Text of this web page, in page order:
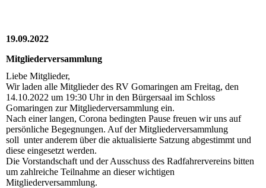
19.09.2022
Mitgliederversammlung
Liebe Mitglieder,
Wir laden alle Mitglieder des RV Gomaringen am Freitag, den
14.10.2022 um 19:30 Uhr in den Bürgersaal im Schloss
Gomaringen zur Mitgliederversammlung ein.
Nach einer langen, Corona bedingten Pause freuen wir uns auf
persönliche Begegnungen. Auf der Mitgliederversammlung
soll unter anderem über die aktualisierte Satzung abgestimmt und
diese eingesetzt werden.
Die Vorstandschaft und der Ausschuss des Radfahrervereins bitten
um zahlreiche Teilnahme an dieser wichtigen
Mitgliederversammlung.